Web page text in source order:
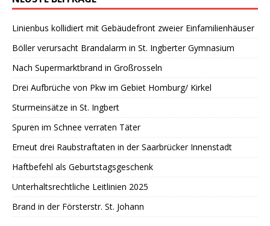
Linienbus kollidiert mit Gebäudefront zweier Einfamilienhäuser
Böller verursacht Brandalarm in St. Ingberter Gymnasium
Nach Supermarktbrand in Großrosseln
Drei Aufbrüche von Pkw im Gebiet Homburg/ Kirkel
Sturmeinsätze in St. Ingbert
Spuren im Schnee verraten Täter
Erneut drei Raubstraftaten in der Saarbrücker Innenstadt
Haftbefehl als Geburtstagsgeschenk
Unterhaltsrechtliche Leitlinien 2025
Brand in der Försterstr. St. Johann